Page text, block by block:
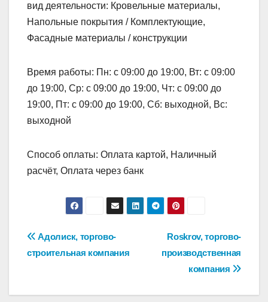
вид деятельности: Кровельные материалы,
Напольные покрытия / Комплектующие,
Фасадные материалы / конструкции
Время работы: Пн: с 09:00 до 19:00, Вт: с 09:00
до 19:00, Ср: с 09:00 до 19:00, Чт: с 09:00 до
19:00, Пт: с 09:00 до 19:00, Сб: выходной, Вс:
выходной
Способ оплаты: Оплата картой, Наличный
расчёт, Оплата через банк
Навигация
по
записям
Roskrov, торгово-
производственная
компания
Адолиск, торгово-
строительная компания